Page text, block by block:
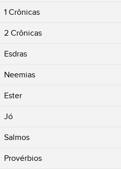
1 Crônicas
2 Crônicas
Esdras
Neemias
Ester
Jó
Salmos
Provérbios